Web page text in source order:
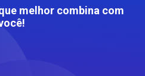
melhor combina com